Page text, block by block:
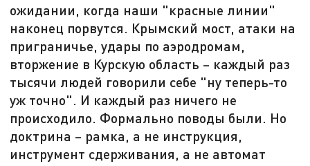
ожидании, когда наши "красные линии"
наконец порвутся. Крымский мост, атаки на
приграничье, удары по аэродромам,
вторжение в Курскую область – каждый раз
тысячи людей говорили себе "ну теперь-то
уж точно". И каждый раз ничего не
происходило. Формально поводы были. Но
доктрина – рамка, а не инструкция,
инструмент сдерживания, а не автомат